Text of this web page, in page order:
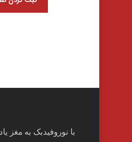
با نوروفیدبک به مغز